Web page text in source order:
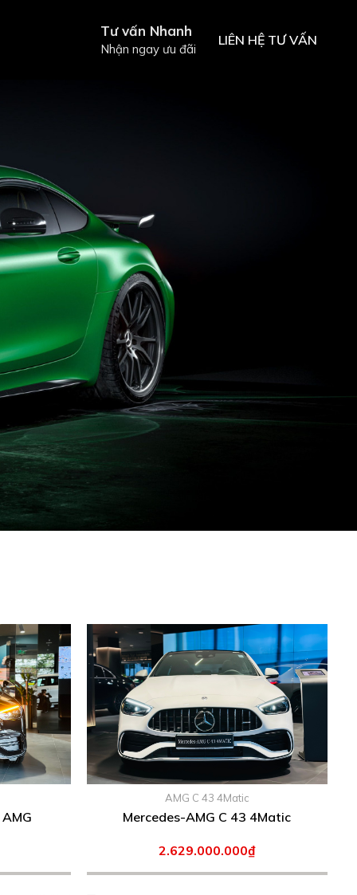
Tư vấn Nhanh
Nhận ngay ưu đãi
LIÊN HỆ TƯ VẤN
C 300 AMG
AMG C 43 4Matic
Mercedes-AMG C 43 4Matic
2.629.000.000₫